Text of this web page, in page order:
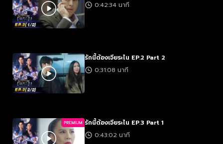
0:42:34 นาที
รักนี้ต้องเจียระไน EP.2 Part 2
0:31:08 นาที
PREMIUM รักนี้ต้องเจียระไน EP.3 Part 1
0:43:02 นาที